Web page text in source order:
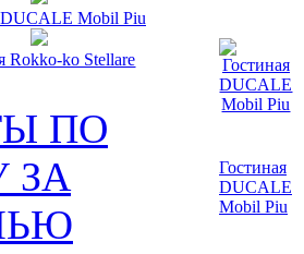
Mobil Piu
Rokko-ko Stellare
ПО
ЗА
Гостиная
DUCALE
Mobil Piu